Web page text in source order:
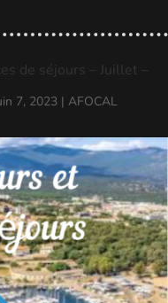
de séjours – Juillet –
7, 2023 | AFOCAL